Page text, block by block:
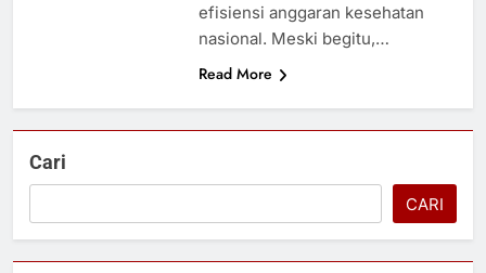
efisiensi anggaran kesehatan
nasional. Meski begitu,…
Read More
Cari
CARI